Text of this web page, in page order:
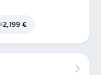
2,199 €